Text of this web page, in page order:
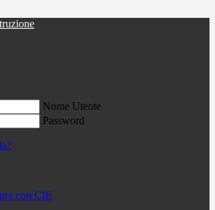
Nome Utente
Password
con CIE